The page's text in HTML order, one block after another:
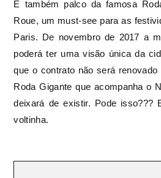
É também palco da famosa
Roue, um must-see para as
Paris. De novembro de 2017 a
poderá ter uma visão única da
que o contrato não será
Roda Gigante que acompanha o
deixará de existir. Pode isso???
voltinha.